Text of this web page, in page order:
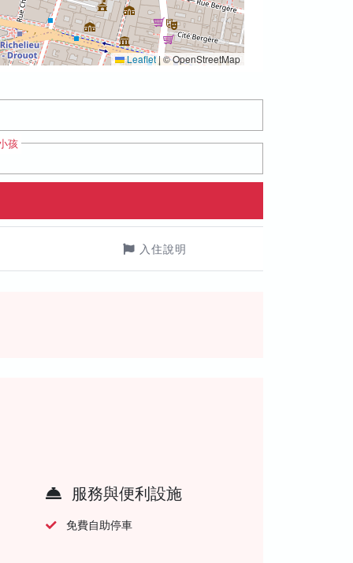
Leaflet |© OpenStreetMap
孩
入住說明
服務與便利設施
免費自助停車